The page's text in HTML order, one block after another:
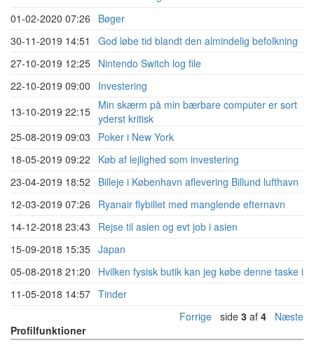
01-02-2020 07:26
Bøger
30-11-2019 14:51
God løbe tid blandt den almindelig befolkning
27-10-2019 12:25 Nintendo Switch log file
22-10-2019 09:00
Investering
13-10-2019 22:15 Min skærm på min bærbare computer er sort
yderst kritisk
25-08-2019 09:03
Poker i New York
18-05-2019 09:22
Køb af lejlighed som investering
23-04-2019 18:52
Billeje i København aflevering Billund lufthavn
12-03-2019 07:26
Ryanair flybillet med manglende efternavn
14-12-2018 23:43
Rejse til asien og evt job i asien
15-09-2018 15:35 Japan
05-08-2018 21:20
Hvilken fysisk butik kan jeg købe denne taske i
11-05-2018 14:57 Tinder
Forrige side 3 af 4
Næste
Profilfunktioner